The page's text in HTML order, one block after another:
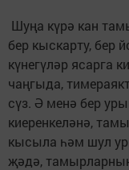
Шу­ңа күрә кан
бер кыскарту, бер
күне­гүләр ясарга
чаңгыда,
сүз. Ә менә бер
киеренкеләнә,
кысыла һәм шул
җәдә,